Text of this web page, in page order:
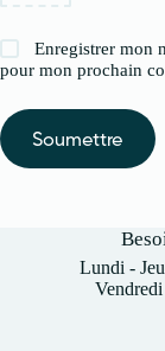
Enregistrer mon
pour mon prochain
Soumettre
Lundi -